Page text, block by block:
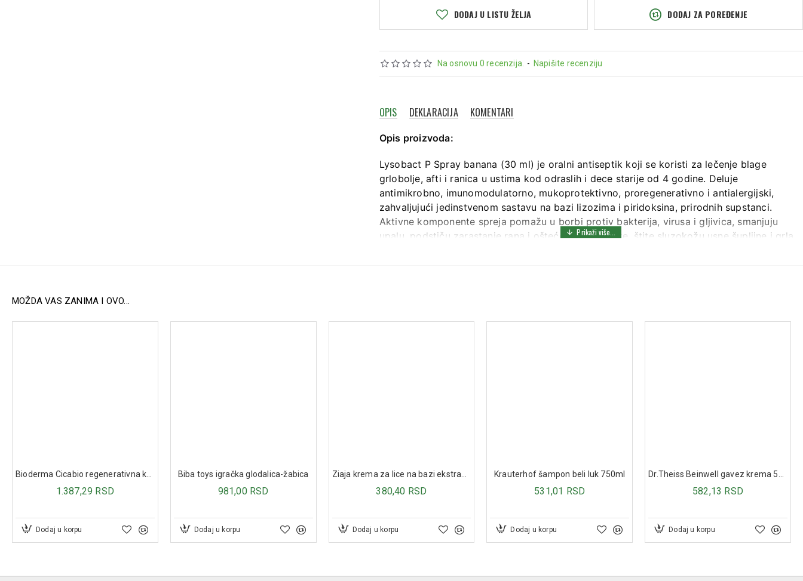
Na osnovu 0 recenzija. - Napišite recenziju
DODAJ U LISTU ŽELJA DODAJ ZA POREĐENJE
OPIS DEKLARACIJA KOMENTARI
Opis proizvoda:
Lysobact P Spray banana (30 ml) je oralni antiseptik koji se koristi za lečenje blage
grlobolje, afti i ranica u ustima kod odraslih i dece starije od 4 godine. Deluje
antimikrobno, imunomodulatorno, mukoprotektivno, proregenerativno i antialergijski,
zahvaljujući jedinstvenom sastavu na bazi lizozima i piridoksina, prirodnih supstanci.
Aktivne komponente spreja pomažu u borbi protiv bakterija, virusa i gljivica, smanjuju
upalu, podstiču zarastanje rana i oštećenja sluzokože, štite sluzokožu usne šupljine i grla,
Ostale pomoćne supstance: cetilpiridin hlorid, sorbitol (E 420), propilenglikol,
metilparahidroksibenzoat (E 218), propilparahidroksibenzoat (E 216), aroma banane,
MOŽDA VAS ZANIMA I OVO...
1.387,29 RSD
Dodaj u korpu
Biba toys igračka glodalica-žabica
981,00 RSD
Dodaj u korpu
380,40 RSD
Dodaj u korpu
Krauterhof šampon beli luk 750ml
531,01 RSD
Dodaj u korpu
582,13 RSD
Dodaj u korpu